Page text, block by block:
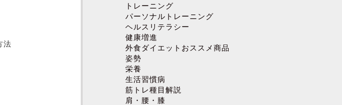
法
トレーニング
パーソナルトレーニング
ヘルスリテラシー
健康増進
外食ダイエットおススメ商品
姿勢
栄養
生活習慣病
筋トレ種目解説
肩・腰・膝